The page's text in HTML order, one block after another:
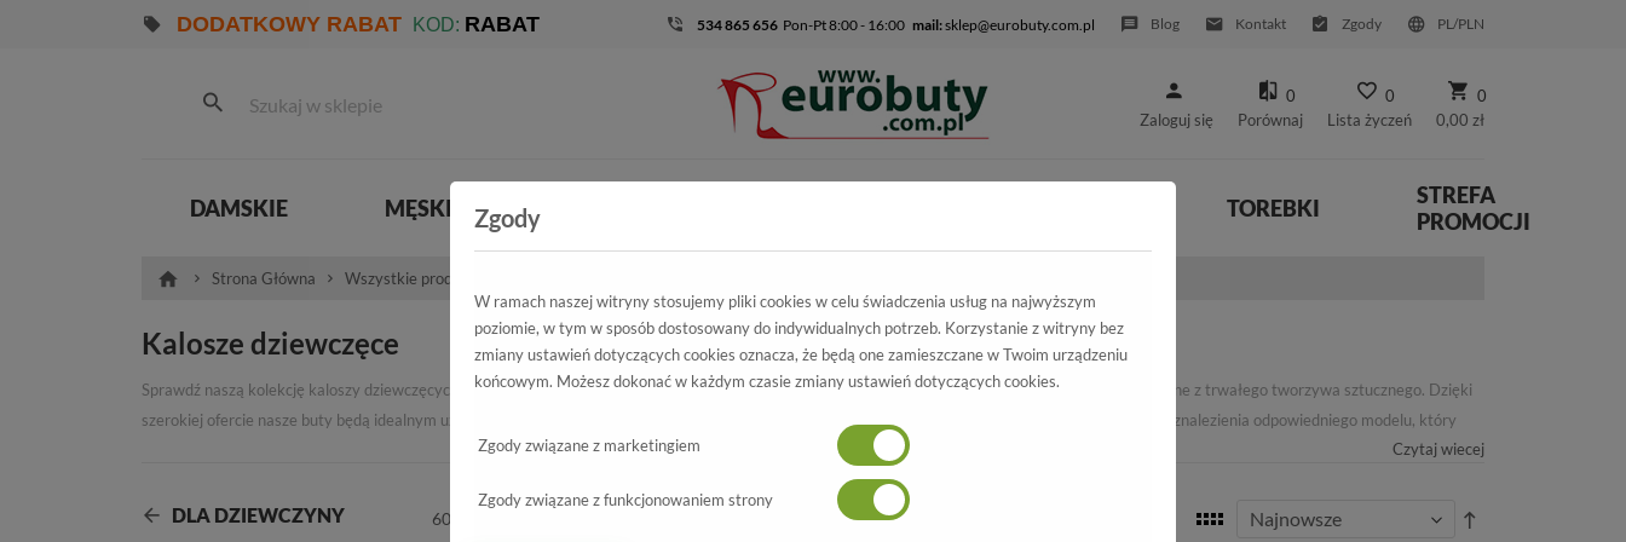
DODATKOWY RABAT KOD: RABAT 534 865 656 Pon-Pt 8:00 - 16:00 mail:sklep@eurobuty.com.pl Blog Kontakt Zgody PL/PLN
Zaloguj się
0
Porównaj
0
Lista życzeń
0
0,00 zł
DAMSKIE MĘSKIE TOREBKI
STREFA
PROMOCJI
Strona Główna Wszystkie produkty
Kalosze dziewczęce
Sprawdź naszą kolekcję kaloszy dziewczęcych w sklepie Eurobuty.com.pl! Znajdziesz u nas markowe kalosze w różnych kolorach i rozmiarach, wykonane z trwałego tworzywa sztucznego. Dzięki
szerokiej ofercie nasze buty będą idealnym uzupełnieniem garderoby dziewczynek przez cały rok. Zachęcamy do zapoznania się z naszą pełną ofertą i znalezienia odpowiedniego modelu, który
Kalosze dziewczęce to niezwykle wszechstronne obuwie, które sprawdzi się na różne okazje. W deszczowe dni kalosze są niezastąpione, chroniąc stopy przed wilgocią i umożliwiając radosne
Czytaj wiecej
DLA DZIEWCZYNY
Zgody
W ramach naszej witryny stosujemy pliki cookies w celu świadczenia usług na najwyższym
poziomie, w tym w sposób dostosowany do indywidualnych potrzeb. Korzystanie z witryny bez
zmiany ustawień dotyczących cookies oznacza, że będą one zamieszczane w Twoim urządzeniu
końcowym. Możesz dokonać w każdym czasie zmiany ustawień dotyczących cookies.
Zgody związane z marketingiem
Zgody związane z funkcjonowaniem strony